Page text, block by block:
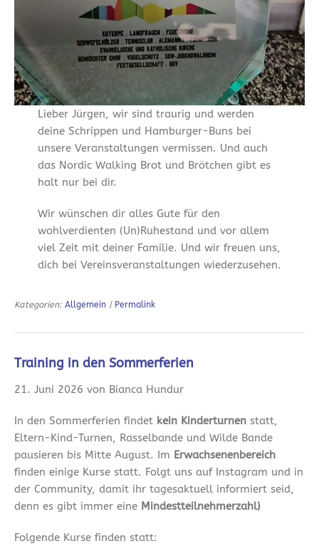
Lieber Jürgen, wir sind traurig und werden
deine Schrippen und Hamburger-Buns bei
unsere Veranstaltungen vermissen. Und auch
das Nordic Walking Brot und Brötchen gibt es
halt nur bei dir.
Wir wünschen dir alles Gute für den
wohlverdienten (Un)Ruhestand und vor allem
viel Zeit mit deiner Familie. Und wir freuen uns,
dich bei Vereinsveranstaltungen wiederzusehen.
Kategorien: Allgemein | Permalink
Training in den Sommerferien
21. Juni 2026 von Bianca Hundur
In den Sommerferien findet kein Kinderturnen statt,
Eltern-Kind-Turnen, Rasselbande und Wilde Bande
pausieren bis Mitte August. Im Erwachsenenbereich
finden einige Kurse statt. Folgt uns auf Instagram und in
der Community, damit ihr tagesaktuell informiert seid,
denn es gibt immer eine Mindestteilnehmerzahl)
Folgende Kurse finden statt: